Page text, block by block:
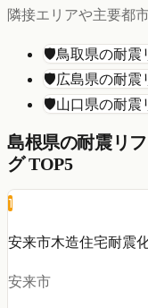
隣接エリアや主要都
🛡️鳥取県の耐震
🛡️広島県の耐震
🛡️山口県の耐震
島根県の耐震リ
グ TOP5
1
安来市木造住宅耐震
安来市